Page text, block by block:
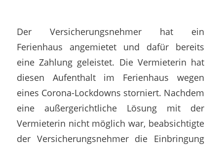
Der Versicherungsnehmer hat ein
Ferienhaus angemietet und dafür bereits
eine Zahlung geleistet. Die Vermieterin hat
diesen Aufenthalt im Ferienhaus wegen
eines Corona-Lockdowns storniert. Nachdem
eine außergerichtliche Lösung mit der
Vermieterin nicht möglich war, beabsichtigte
der Versicherungsnehmer die Einbringung